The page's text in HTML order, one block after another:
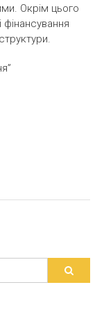
Окрім цього
фінансування